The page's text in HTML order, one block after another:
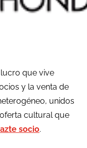
que vive
y la venta de
unidos
cultural que
socio.